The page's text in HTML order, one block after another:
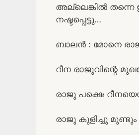
അല്ലെങ്കിൽ
നഷ്ടപ്പെട്ടു…
ബാലൻ : മോനെ
റീന രാജുവിന്റെ
രാജു പക്ഷെ
രാജു കുളിച്ചു